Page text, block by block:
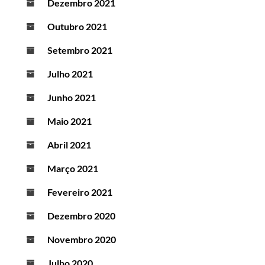
Dezembro 2021
Outubro 2021
Setembro 2021
Julho 2021
Junho 2021
Maio 2021
Abril 2021
Março 2021
Fevereiro 2021
Dezembro 2020
Novembro 2020
Julho 2020